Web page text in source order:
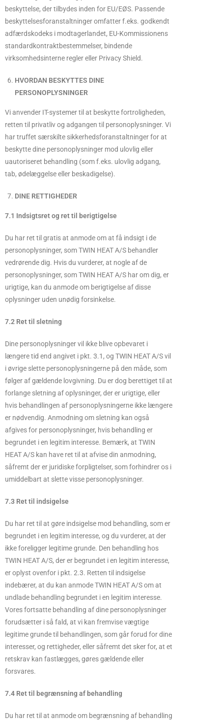
beskyttelse, der tilbydes inden for EU/EØS. Passende
beskyttelsesforanstaltninger omfatter f.eks. godkendt
adfærdskodeks i modtagerlandet, EU-Kommissionens
standardkontraktbestemmelser, bindende
virksomhedsinterne regler eller Privacy Shield.
HVORDAN BESKYTTES DINE
PERSONOPLYSNINGER
Vi anvender IT-systemer til at beskytte fortroligheden,
retten til privatliv og adgangen til personoplysninger. Vi
har truffet særskilte sikkerhedsforanstaltninger for at
beskytte dine personoplysninger mod ulovlig eller
uautoriseret behandling (som f.eks. ulovlig adgang,
tab, ødelæggelse eller beskadigelse).
DINE RETTIGHEDER
7.1 Indsigtsret og ret til berigtigelse
Du har ret til gratis at anmode om at få indsigt i de
personoplysninger, som TWIN HEAT A/S behandler
vedrørende dig. Hvis du vurderer, at nogle af de
personoplysninger, som TWIN HEAT A/S har om dig, er
urigtige, kan du anmode om berigtigelse af disse
oplysninger uden unødig forsinkelse.
7.2 Ret til sletning
Dine personoplysninger vil ikke blive opbevaret i
længere tid end angivet i pkt. 3.1, og TWIN HEAT A/S vil
i øvrige slette personoplysningerne på den måde, som
følger af gældende lovgivning. Du er dog berettiget til at
forlange sletning af oplysninger, der er urigtige, eller
hvis behandlingen af personoplysningerne ikke længere
er nødvendig. Anmodning om sletning kan også
afgives for personoplysninger, hvis behandling er
begrundet i en legitim interesse. Bemærk, at TWIN
HEAT A/S kan have ret til at afvise din anmodning,
såfremt der er juridiske forpligtelser, som forhindrer os i
umiddelbart at slette visse personoplysninger.
7.3 Ret til indsigelse
Du har ret til at gøre indsigelse mod behandling, som er
begrundet i en legitim interesse, og du vurderer, at der
ikke foreligger legitime grunde. Den behandling hos
TWIN HEAT A/S, der er begrundet i en legitim interesse,
er oplyst ovenfor i pkt. 2.3. Retten til indsigelse
indebærer, at du kan anmode TWIN HEAT A/S om at
undlade behandling begrundet i en legitim interesse.
Vores fortsatte behandling af dine personoplysninger
forudsætter i så fald, at vi kan fremvise vægtige
legitime grunde til behandlingen, som går forud for dine
interesser, og rettigheder, eller såfremt det sker for, at et
retskrav kan fastlægges, gøres gældende eller
forsvares.
7.4 Ret til begrænsning af behandling
Du har ret til at anmode om begrænsning af behandling